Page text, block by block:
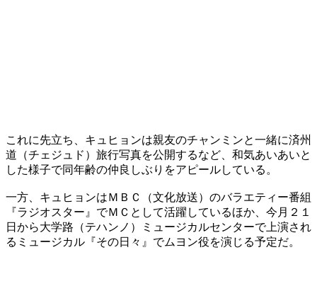
これに先立ち、キュヒョンは親友のチャンミンと一緒に済州
道（チェジュド）旅行写真を公開するなど、和気あいあいと
した様子で同年齢の仲良しぶりをアピールしている。
一方、キュヒョンはＭＢＣ（文化放送）のバラエティー番組
『ラジオスター』でＭＣとして活躍しているほか、今月２１
日から大学路（テハンノ）ミュージカルセンターで上演され
るミュージカル『その日々』でムヨン役を演じる予定だ。